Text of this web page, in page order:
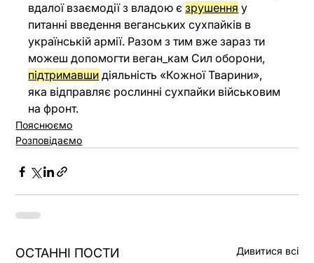
вдалої взаємодії з владою є зрушення у
питанні введення веганських сухпайків в
українській армії. Разом з тим вже зараз ти
можеш допомогти веган_кам Сил оборони,
підтримавши діяльність «Кожної Тварини»,
яка відправляє рослинні сухпайки військовим
на фронт.
Пояснюємо
Розповідаємо
ОСТАННІ ПОСТИ Дивитися всі